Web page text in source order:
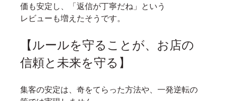
価も安定し、「返信が丁寧だね」という
レビューも増えたそうです。
【ルールを守ることが、お店の
信頼と未来を守る】
集客の安定は、奇をてらった方法や、一発逆転の